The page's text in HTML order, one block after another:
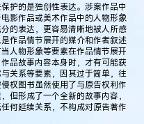
护的是独创性表达。涉案作品中
影作品或美术作品中的人物形象
的表达，更容易清晰地被人所感
作品情节展开的媒介和作者叙述
人物形象等要素在作品情节展开
品故事内容本身时，才有可能获
关系等要素，因其过于简单，往
权图书虽然使用了与原告权利作
但形成了一个全新的故事内容，
何延续关系，不构成对原告著作